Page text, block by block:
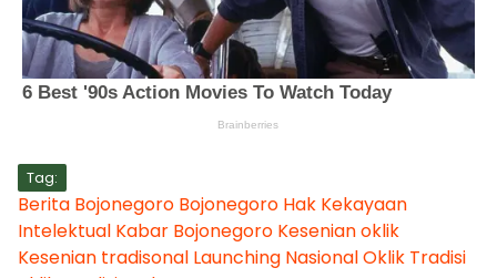
Tag:
Berita Bojonegoro Bojonegoro Hak Kekayaan
Intelektual Kabar Bojonegoro Kesenian oklik
Kesenian tradisonal Launching NasionalOklik Tradisi